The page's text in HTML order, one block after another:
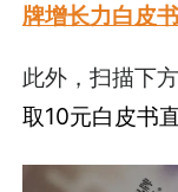
牌增长力白皮书
此外，扫描下
取10元白皮书